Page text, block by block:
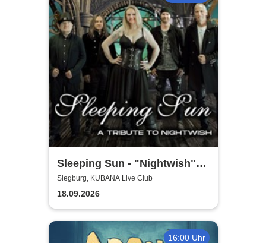
Sleeping Sun - "Nightwish"-
Tribute
Siegburg, KUBANA Live Club
18.09.2026
16:00 Uhr